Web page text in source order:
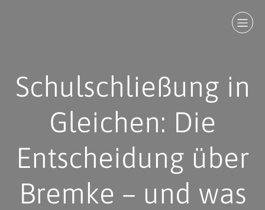
Schulschließung in
Gleichen: Die
Entscheidung über
Bremke – und was